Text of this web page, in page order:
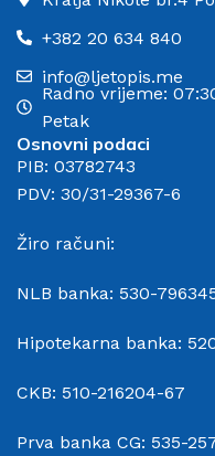
+382 20 634 840
info@ljetopis.me
Radno vrijeme:
Petak
Osnovni podaci
PIB: 03782743
PDV: 30/31-29367-6
Žiro računi:
NLB banka: 530-
Hipotekarna banka:
CKB: 510-216204-67
Prva banka CG: 535-